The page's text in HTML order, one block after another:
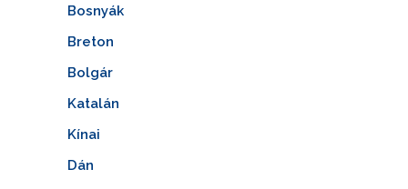
Bosnyák
Breton
Bolgár
Katalán
Kínai
Dán